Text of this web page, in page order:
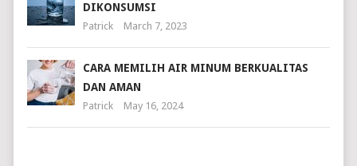
DIKONSUMSI
Patrick March 7, 2023
CARA MEMILIH AIR MINUM BERKUALITAS
DAN AMAN
Patrick May 16, 2024